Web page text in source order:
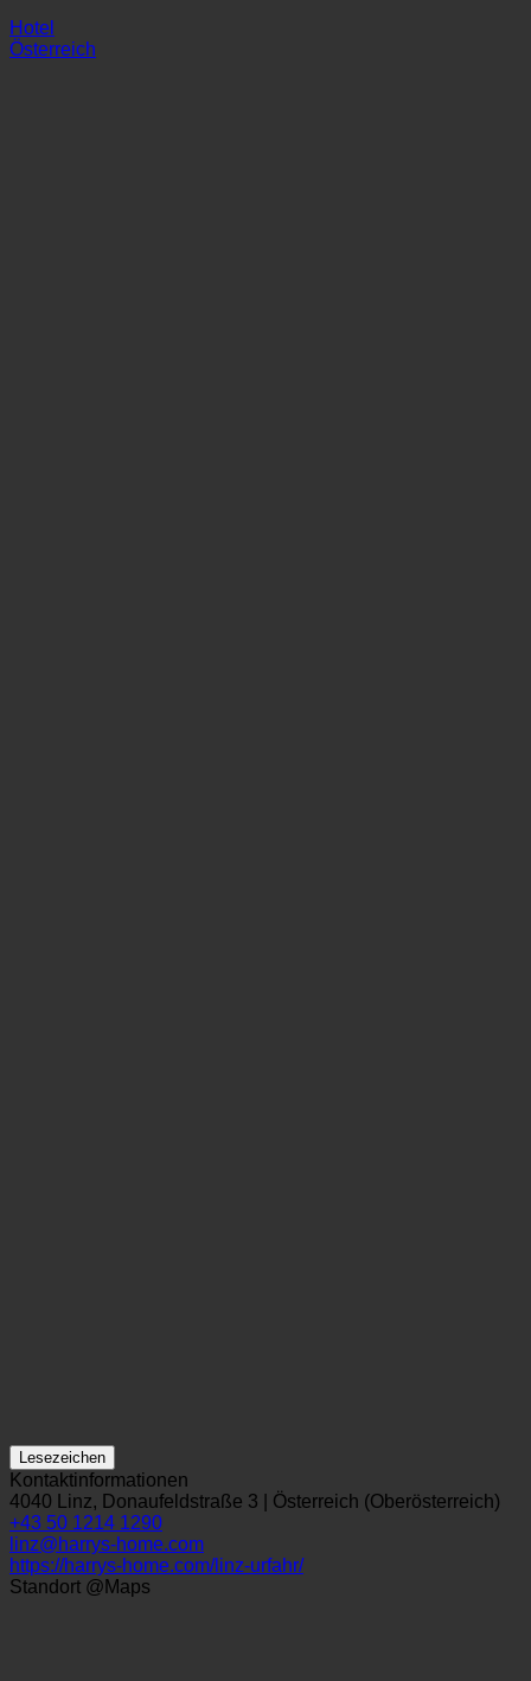
harry's home linz urfahr
Lesezeichen
Kontaktinformationen
4040 Linz, Donaufeldstraße 3 | Österreich (Oberösterreich)
+43 50 1214 1290
linz@harrys-home.com